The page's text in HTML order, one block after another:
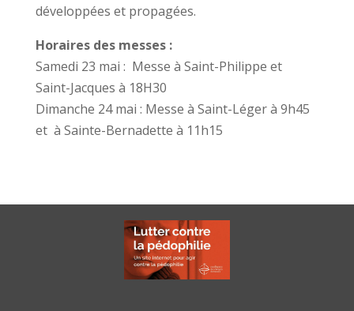
développées et propagées.
Horaires des messes :
Samedi 23 mai : Messe à Saint-Philippe et
Saint-Jacques à 18H30
Dimanche 24 mai : Messe à Saint-Léger à 9h45
et à Sainte-Bernadette à 11h15